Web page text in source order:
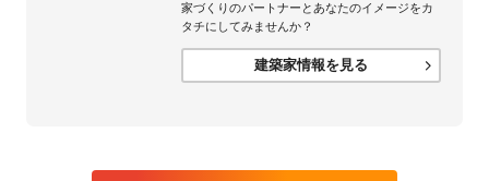
家づくりのパートナーとあなたのイメージをカ
タチにしてみませんか？
建築家情報を見る